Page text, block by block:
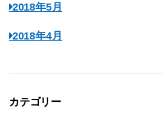
2018年5月
2018年4月
カテゴリー